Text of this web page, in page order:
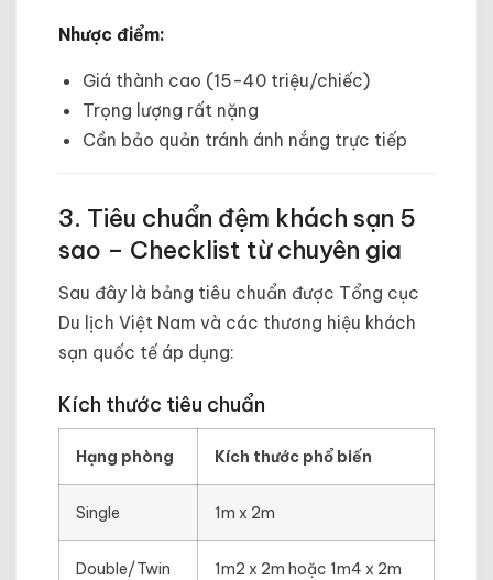
Nhược điểm:
Giá thành cao (15-40 triệu/chiếc)
Trọng lượng rất nặng
Cần bảo quản tránh ánh nắng trực tiếp
3. Tiêu chuẩn đệm khách sạn 5
sao – Checklist từ chuyên gia
Sau đây là bảng tiêu chuẩn được Tổng cục
Du lịch Việt Nam và các thương hiệu khách
sạn quốc tế áp dụng:
Kích thước tiêu chuẩn
Hạng phòng Kích thước phổ biến
Single 1m x 2m
Double/Twin 1m2 x 2m hoặc 1m4 x 2m